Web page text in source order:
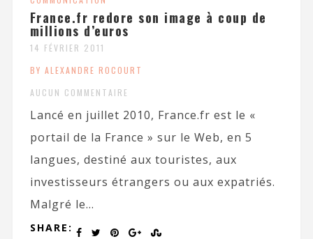
France.fr redore son image à coup de
millions d’euros
14 FÉVRIER 2011
BY ALEXANDRE ROCOURT
AUCUN COMMENTAIRE
Lancé en juillet 2010, France.fr est le «
portail de la France » sur le Web, en 5
langues, destiné aux touristes, aux
investisseurs étrangers ou aux expatriés.
Malgré le...
SHARE: